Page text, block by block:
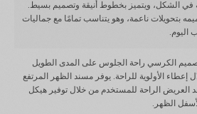
في الشكل، ويتميز بخطوط أنيقة وتصميم بسيط.
بتحويلات ناعمة، وهو يتناسب تمامًا مع جماليات
اليوم.
الكرسي راحة الجلوس على المدى الطويل
إعطاء الأولوية للراحة. يوفر مسند الظهر المرتفع
العريض الراحة للمستخدم من خلال توفير هيكل
الظهر.